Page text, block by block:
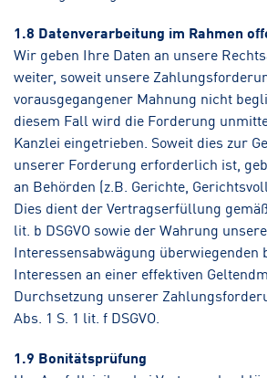
1.8 Datenverarbeitung im Rahmen
Wir geben Ihre Daten an unsere
weiter, soweit unsere
vorausgegangener Mahnung nicht
diesem Fall wird die Forderung
Kanzlei eingetrieben. Soweit dies zur
unserer Forderung erforderlich ist,
an Behörden (z.B. Gerichte,
Dies dient der Vertragserfüllung
lit. b DSGVO sowie der Wahrung
Interessensabwägung überwiegenden
Interessen an einer effektiven
Durchsetzung unserer
Abs. 1 S. 1 lit. f DSGVO.
1.9 Bonitätsprüfung